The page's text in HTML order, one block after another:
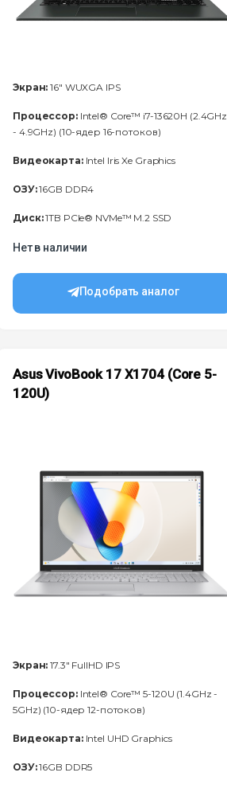
Экран: 16" WUXGA IPS
Процессор:Intel® Core™ i7-13620H (2.4GHz
- 4.9GHz) (10-ядер 16-потоков)
Видеокарта:Intel Iris Xe Graphics
ОЗУ:16GB DDR4
Диск:1TB PCIe® NVMe™ M.2 SSD
Нет в наличии
Подобрать аналог
Asus VivoBook 17 X1704 (Core 5-
120U)
Экран: 17.3" FullHD IPS
Процессор:Intel® Core™ 5-120U (1.4GHz -
5GHz) (10-ядер 12-потоков)
Видеокарта:Intel UHD Graphics
ОЗУ:16GB DDR5